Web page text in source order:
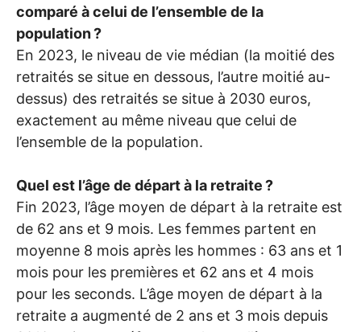
comparé à celui de l’ensemble de la
population?
En 2023, le niveau de vie médian (la moitié des
retraités se situe en dessous, l’autre moitié au-
dessus) des retraités se situe à 2030 euros,
exactement au même niveau que celui de
l’ensemble de la population.
Quel est l’âge de départ à la retraite?
Fin 2023, l’âge moyen de départ à la retraite est
de 62 ans et 9 mois. Les femmes partent en
moyenne 8 mois après les hommes : 63 ans et 1
mois pour les premières et 62 ans et 4 mois
pour les seconds. L’âge moyen de départ à la
retraite a augmenté de 2 ans et 3 mois depuis